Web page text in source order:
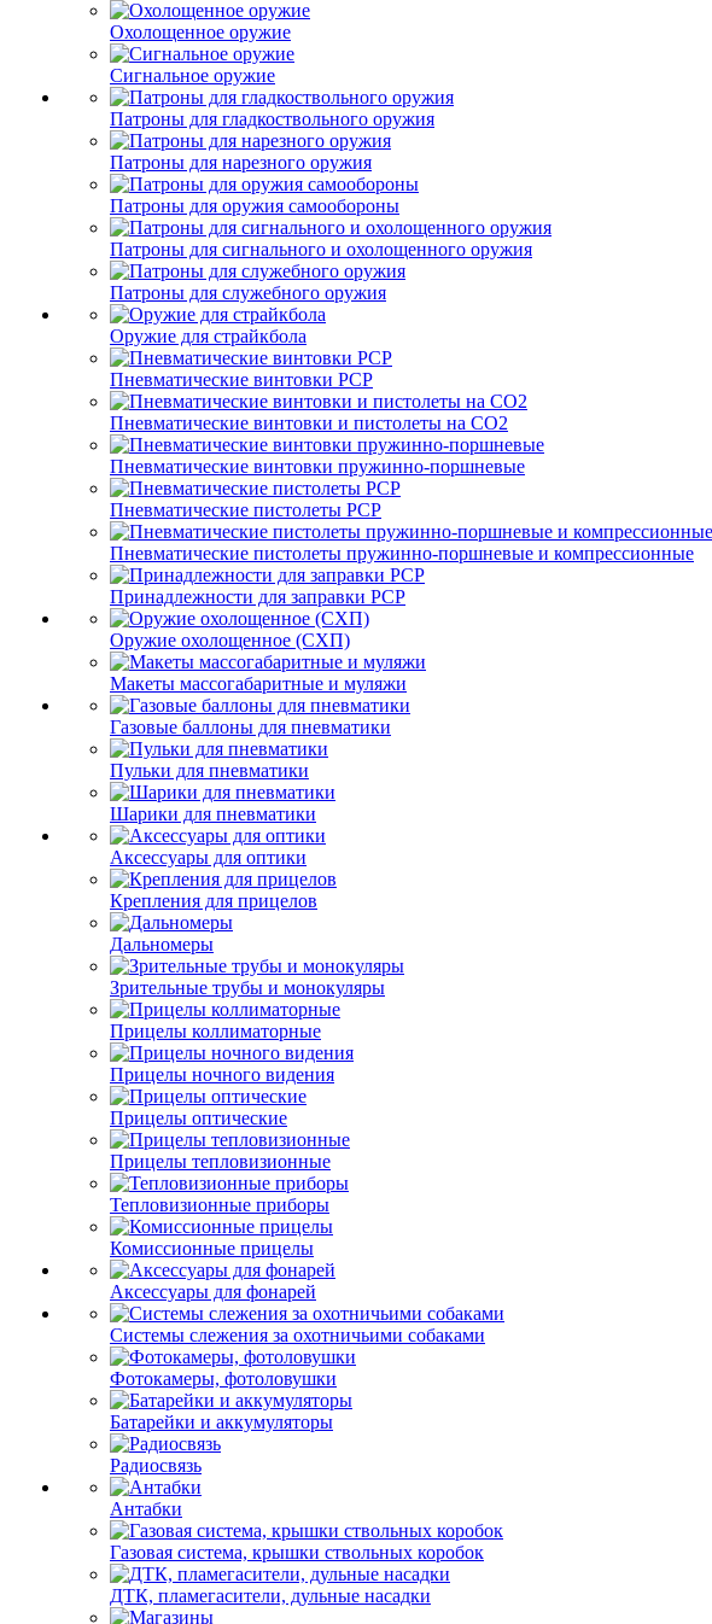
Охолощенное оружие
Сигнальное оружие
Патроны для гладкоствольного оружия
Патроны для нарезного оружия
Патроны для оружия самообороны
Патроны для сигнального и охолощенного оружия
Патроны для служебного оружия
Оружие для страйкбола
Пневматические винтовки PCP
Пневматические винтовки и пистолеты на CO2
Пневматические винтовки пружинно-поршневые
Пневматические пистолеты PCP
Пневматические пистолеты пружинно-поршневые и компрессионные
Принадлежности для заправки PCP
Оружие охолощенное (СХП)
Макеты массогабаритные и муляжи
Газовые баллоны для пневматики
Пульки для пневматики
Шарики для пневматики
Аксессуары для оптики
Крепления для прицелов
Дальномеры
Зрительные трубы и монокуляры
Прицелы коллиматорные
Прицелы ночного видения
Прицелы оптические
Прицелы тепловизионные
Тепловизионные приборы
Комиссионные прицелы
Аксессуары для фонарей
Системы слежения за охотничьими собаками
Фотокамеры, фотоловушки
Батарейки и аккумуляторы
Радиосвязь
Антабки
Газовая система, крышки ствольных коробок
ДТК, пламегасители, дульные насадки